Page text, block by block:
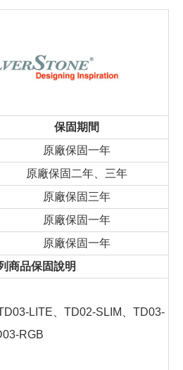
保固期間
原廠保固一年
原廠保固二年、三年
原廠保固三年
原廠保固一年
原廠保固一年
商品保固說明
LITE、TD02-SLIM、TD03-
RGB